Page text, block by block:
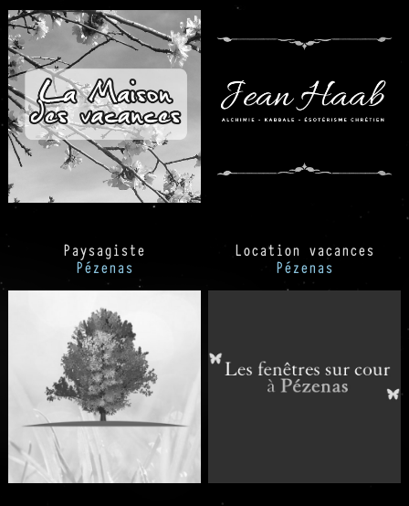
Paysagiste
Pézenas
Location vacances
Pézenas